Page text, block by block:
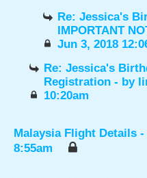
Re: Jessica's
IMPORTANT
Jun 3, 2018
Re: Jessica's
Registration - by
10:20am
Malaysia Flight Details -
8:55am